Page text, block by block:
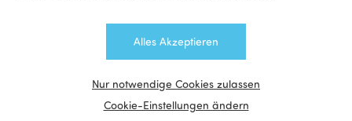
Alles Akzeptieren
Nur notwendige Cookies zulassen
Cookie-Einstellungen ändern
Impressum Datenschutzerklärung